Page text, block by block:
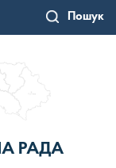
Пошук
РАДА